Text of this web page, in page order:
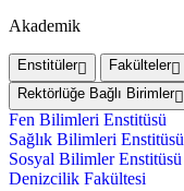
Akademik
Enstitüler Fakülteler
Rektörlüğe Bağlı Birimler
Fen Bilimleri Enstitüsü
Sağlık Bilimleri Enstitüsü
Sosyal Bilimler Enstitüsü
Denizcilik Fakültesi